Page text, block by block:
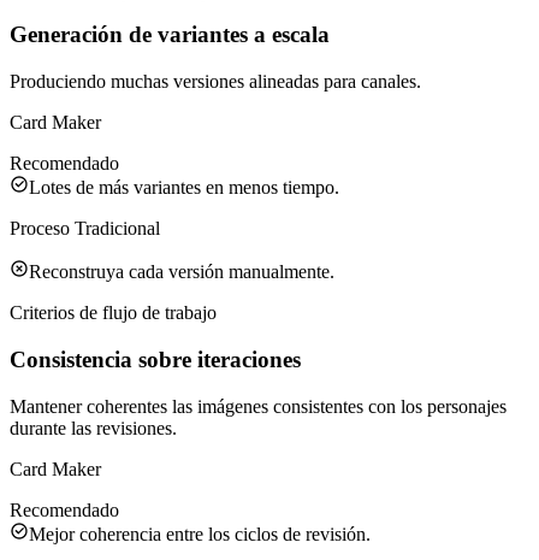
Generación de variantes a escala
Produciendo muchas versiones alineadas para canales.
Card Maker
Recomendado
Lotes de más variantes en menos tiempo.
Proceso Tradicional
Reconstruya cada versión manualmente.
Criterios de flujo de trabajo
Consistencia sobre iteraciones
Mantener coherentes las imágenes consistentes con los personajes
durante las revisiones.
Card Maker
Recomendado
Mejor coherencia entre los ciclos de revisión.